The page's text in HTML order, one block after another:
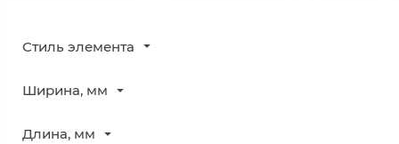
Стиль элемента
Ширина, мм
Длина, мм